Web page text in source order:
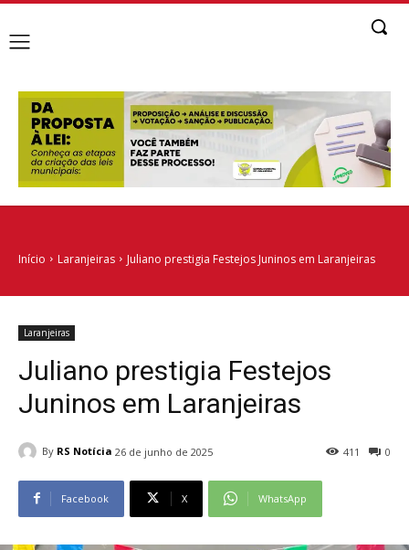
Início Laranjeiras Juliano prestigia Festejos Juninos em Laranjeiras
Laranjeiras
Juliano prestigia Festejos
Juninos em Laranjeiras
By RS Notícia 26 de junho de 2025 0
411
Facebook X WhatsApp